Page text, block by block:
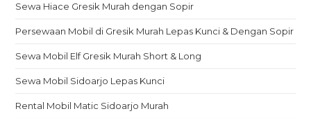
Sewa Hiace Gresik Murah dengan Sopir
Persewaan Mobil di Gresik Murah Lepas Kunci & Dengan Sopir
Sewa Mobil Elf Gresik Murah Short & Long
Sewa Mobil Sidoarjo Lepas Kunci
Rental Mobil Matic Sidoarjo Murah